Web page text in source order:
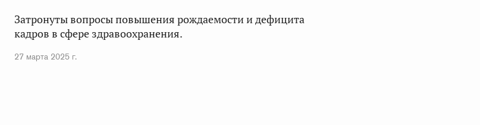
Затронуты вопросы повышения рождаемости и дефицита
кадров в сфере здравоохранения.
27 марта 2025 г.